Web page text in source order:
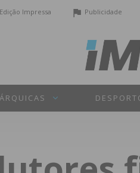
Edição Impressa Publicidade